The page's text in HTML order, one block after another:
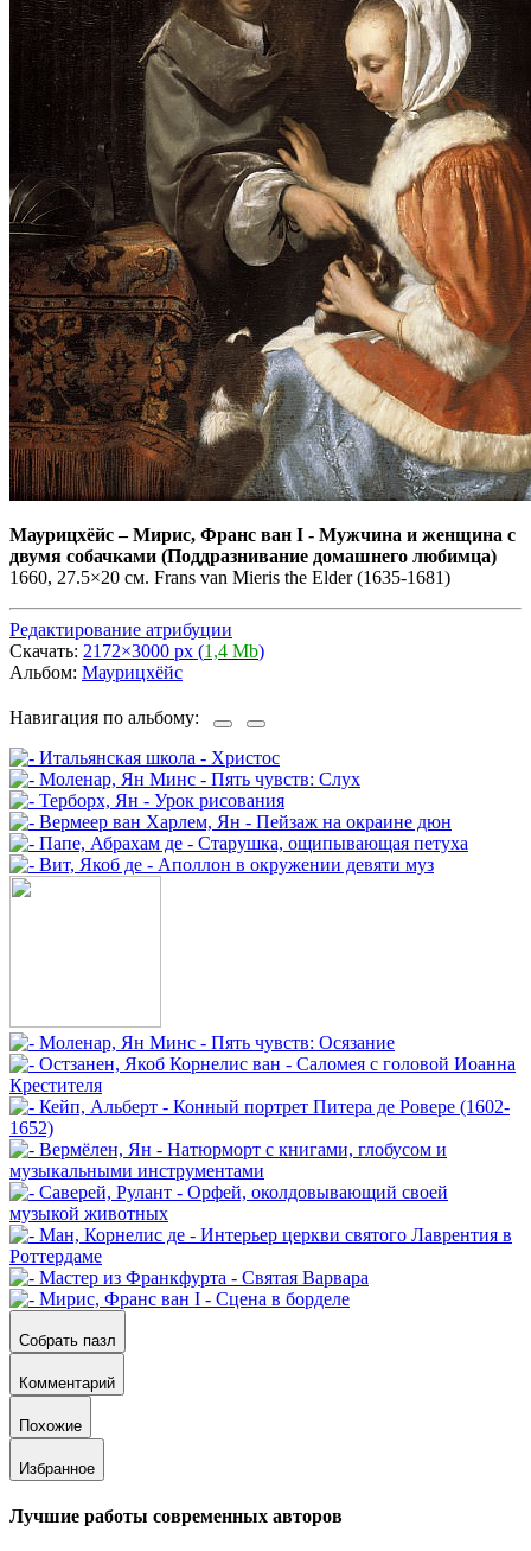
Маурицхёйс–Мирис, Франс ван I - Мужчина и женщина с
двумя собачками (Поддразнивание домашнего любимца)
1660, 27.5×20 см. Frans van Mieris the Elder (1635-1681)
Редактирование атрибуции
Скачать: 2172×3000 px (1,4 Mb)
Альбом: Маурицхёйс
Навигация по альбому:
Собрать пазл
Комментарий
Похожие
Избранное
Лучшие работы современных авторов